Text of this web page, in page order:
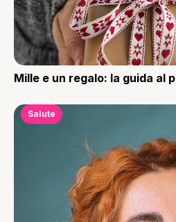
Mille e un regalo: la guida al
Salute